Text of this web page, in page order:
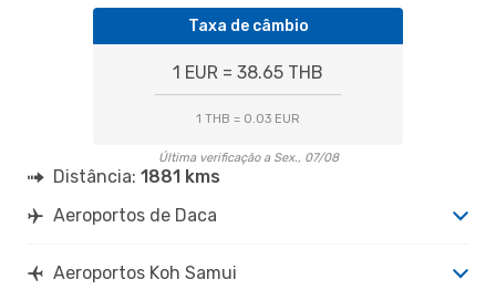
Taxa de câmbio
1 EUR = 38.65 THB
1 THB = 0.03 EUR
Última verificação a Sex., 07/08
Distância: 1881 kms
Aeroportos de Daca
Aeroportos Koh Samui